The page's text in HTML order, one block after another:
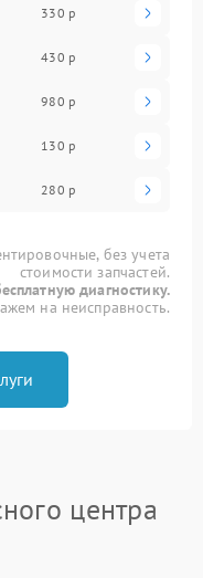
330 р
430 р
980 р
130 р
280 р
без учета
стоимости запчастей.
диагностику.
на неисправность.
центра